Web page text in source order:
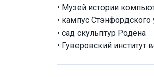
• Музей истории
• кампус Стэнфордского
• сад скульптур Родена
• Гуверовский